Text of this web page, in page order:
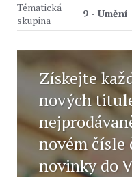
Tématická
skupina
9 - Umění
Získejte
nových
novém čísle
novinky do